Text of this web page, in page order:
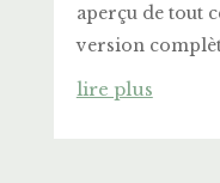
aperçu de tout
version
lire plus